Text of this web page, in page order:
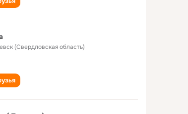
(Свердловская область)